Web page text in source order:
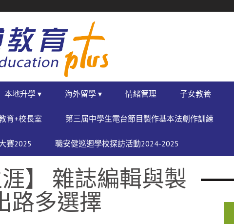
本地升學 ▾ 海外留學 ▾ 情緒管理 子女教養
育+校長室 第三屆中學生電台節目製作基本法創作訓練
賽2025 職安健巡迴學校探訪活動2024-2025
】 雜誌編輯與製
路多選擇